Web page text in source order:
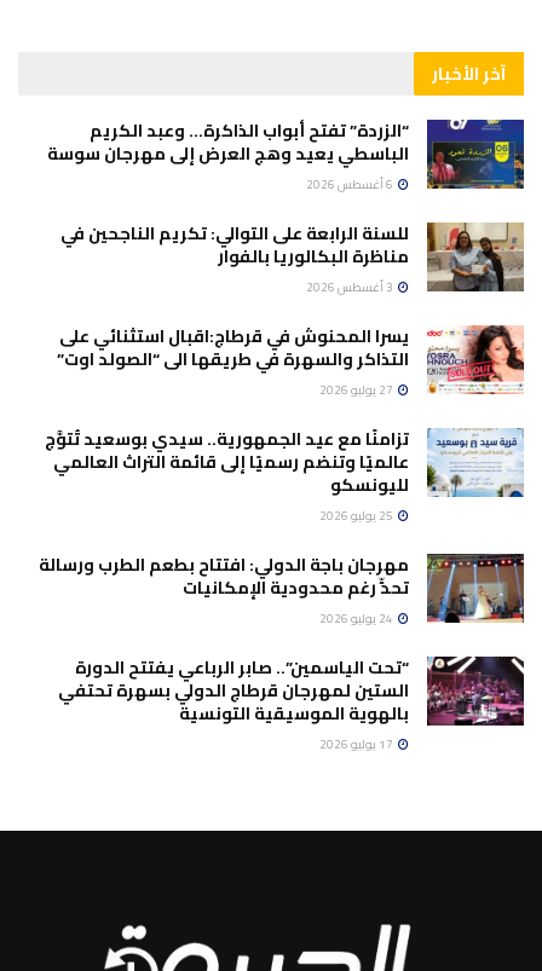
آخر الأخبار
“الزردة” تفتح أبواب الذاكرة… وعبد الكريم
الباسطي يعيد وهج العرض إلى مهرجان سوسة
للسنة الرابعة على التوالي: تكريم الناجحين في
مناظرة البكالوريا بالفوار
يسرا المحنوش في قرطاج:اقبال استثنائي على
التذاكر والسهرة في طريقها الى “الصولد اوت”
تزامنًا مع عيد الجمهورية.. سيدي بوسعيد تُتوَّج
عالميًا وتنضم رسميًا إلى قائمة التراث العالمي
لليونسكو
مهرجان باجة الدولي: افتتاح بطعم الطرب ورسالة
تحدٍّ رغم محدودية الإمكانيات
“تحت الياسمين”.. صابر الرباعي يفتتح الدورة
الستين لمهرجان قرطاج الدولي بسهرة تحتفي
بالهوية الموسيقية التونسية